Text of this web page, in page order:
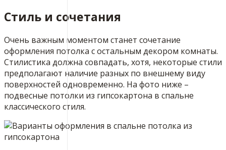
Стиль и сочетания
Очень важным моментом станет сочетание
оформления потолка с остальным декором комнаты.
Стилистика должна совпадать, хотя, некоторые стили
предполагают наличие разных по внешнему виду
поверхностей одновременно. На фото ниже –
подвесные потолки из гипсокартона в спальне
классического стиля.